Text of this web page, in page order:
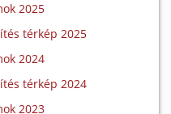
2025
térkép 2025
2024
térkép 2024
2023